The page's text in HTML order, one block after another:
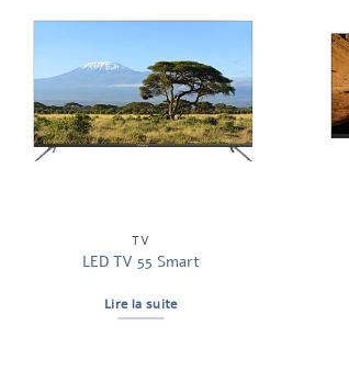
TV
LED TV 55 Smart
Lire la suite